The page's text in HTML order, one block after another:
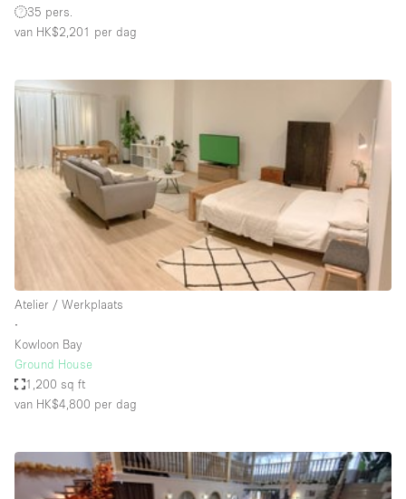
Kenmerken ruimte
Airconditioning
Animals Friendly
Audio- en videoapparatuur
Auto display
Badkamer
Beveiligingssysteem
Daglicht
Dakterras
Elektriciteit
Etalage
35 pers.
van HK$2,201 per dag
Atelier / Werkplaats
∙
Kowloon Bay
Ground House
1,200 sq ft
van HK$4,800 per dag